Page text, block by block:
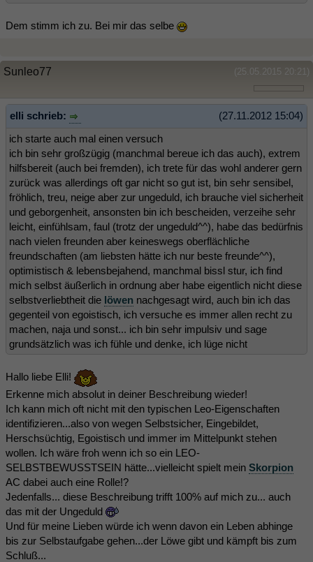
Dem stimm ich zu. Bei mir das selbe
(25.05.2015 20:21)
Sunleo77
(27.11.2012 15:04)
elli schrieb:
ich starte auch mal einen versuch
ich bin sehr großzügig (manchmal bereue ich das auch), extrem
hilfsbereit (auch bei fremden), ich trete für das wohl anderer gern
zurück was allerdings oft gar nicht so gut ist, bin sehr sensibel,
fröhlich, treu, neige aber zur ungeduld, ich brauche viel sicherheit
und geborgenheit, ansonsten bin ich bescheiden, verzeihe sehr
leicht, einfühlsam, faul (trotz der ungeduld^^), habe das bedürfnis
nach vielen freunden aber keineswegs oberflächliche
freundschaften (am liebsten hätte ich nur beste freunde^^),
optimistisch & lebensbejahend, manchmal bissl stur, ich find
mich selbst äußerlich in ordnung aber habe eigentlich nicht diese
selbstverliebtheit die löwen nachgesagt wird, auch bin ich das
gegenteil von egoistisch, ich versuche es immer allen recht zu
machen, naja und sonst... ich bin sehr impulsiv und sage
grundsätzlich was ich fühle und denke, ich lüge nicht
Hallo liebe Elli!
Erkenne mich absolut in deiner Beschreibung wieder!
Ich kann mich oft nicht mit den typischen Leo-Eigenschaften
identifizieren...also von wegen Selbstsicher, Eingebildet,
Herschsüchtig, Egoistisch und immer im Mittelpunkt stehen
wollen. Ich wäre froh wenn ich so ein LEO-
SELBSTBEWUSSTSEIN hätte...vielleicht spielt mein Skorpion
AC dabei auch eine Rolle!?
Jedenfalls... diese Beschreibung trifft 100% auf mich zu... auch
das mit der Ungeduld
Und für meine Lieben würde ich wenn davon ein Leben abhinge
bis zur Selbstaufgabe gehen...der Löwe gibt und kämpft bis zum
Schluß...